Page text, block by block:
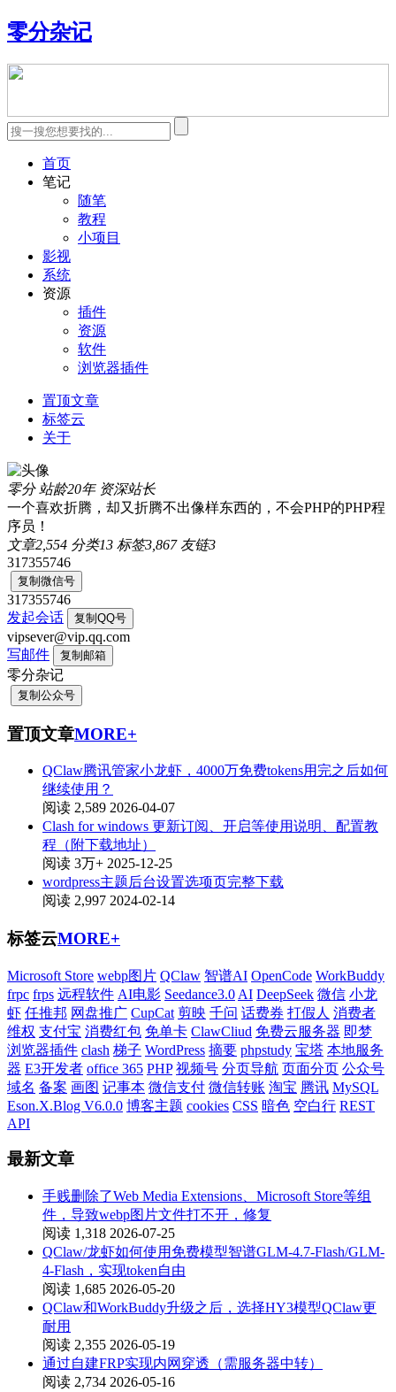
零分杂记
首页
笔记
随笔
教程
小项目
影视
系统
资源
插件
资源
软件
浏览器插件
置顶文章
标签云
关于
零分 站龄20年 资深站长
一个喜欢折腾，却又折腾不出像样东西的，不会PHP的PHP程
序员！
文章2,554 分类13 标签3,867 友链3
317355746
复制微信号
317355746
发起会话
复制QQ号
vipsever@vip.qq.com
写邮件
复制邮箱
零分杂记
复制公众号
置顶文章MORE+
QClaw腾讯管家小龙虾，4000万免费tokens用完之后如何
继续使用？
阅读 2,589 2026-04-07
Clash for windows 更新订阅、开启等使用说明、配置教
程（附下载地址）
阅读 3万+ 2025-12-25
wordpress主题后台设置选项页完整下载
阅读 2,997 2024-02-14
标签云MORE+
Microsoft Store webp图片 QClaw 智谱AI OpenCode WorkBuddy
frpc frps 远程软件 AI电影 Seedance3.0 AI DeepSeek 微信 小龙
虾 任推邦 网盘推广 CupCat 剪映 千问 话费券 打假人 消费者
维权 支付宝 消费红包 免单卡 ClawCliud 免费云服务器 即梦
浏览器插件 clash 梯子 WordPress 摘要 phpstudy 宝塔 本地服务
器 E3开发者 office 365 PHP 视频号 分页导航 页面分页 公众号
域名 备案 画图 记事本 微信支付 微信转账 淘宝 腾讯 MySQL
Eson.X.Blog V6.0.0 博客主题 cookies CSS 暗色 空白行 REST
API
最新文章
手贱删除了Web Media Extensions、Microsoft Store等组
件，导致webp图片文件打不开，修复
阅读 1,318 2026-07-25
QClaw/龙虾如何使用免费模型智谱GLM-4.7-Flash/GLM-
4-Flash，实现token自由
阅读 1,685 2026-05-20
QClaw和WorkBuddy升级之后，选择HY3模型QClaw更
耐用
阅读 2,355 2026-05-19
通过自建FRP实现内网穿透（需服务器中转）
阅读 2,734 2026-05-16